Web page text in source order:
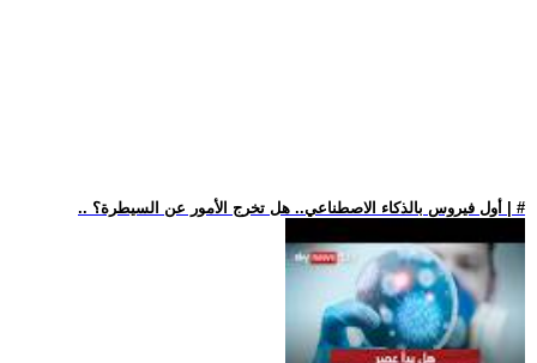
.. أول فيروس بالذكاء الاصطناعي.. هل تخرج الأمور عن السيطرة؟ | #